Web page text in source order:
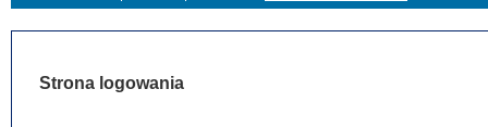
Strona logowania